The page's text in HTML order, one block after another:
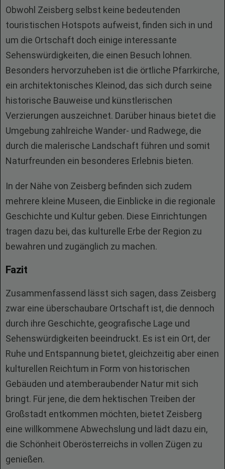
Obwohl Zeisberg selbst keine bedeutenden
touristischen Hotspots aufweist, finden sich in und
um die Ortschaft doch einige interessante
Sehenswürdigkeiten, die einen Besuch lohnen.
Besonders hervorzuheben ist die örtliche Pfarrkirche,
ein architektonisches Kleinod, das sich durch seine
historische Bauweise und künstlerischen
Verzierungen auszeichnet. Darüber hinaus bietet die
Umgebung zahlreiche Wander- und Radwege, die
durch die malerische Landschaft führen und somit
Naturfreunden ein besonderes Erlebnis bieten.
In der Nähe von Zeisberg befinden sich zudem
mehrere kleine Museen, die Einblicke in die regionale
Geschichte und Kultur geben. Diese Einrichtungen
tragen dazu bei, das kulturelle Erbe der Region zu
bewahren und zugänglich zu machen.
Fazit
Zusammenfassend lässt sich sagen, dass Zeisberg
zwar eine überschaubare Ortschaft ist, die dennoch
durch ihre Geschichte, geografische Lage und
Sehenswürdigkeiten beeindruckt. Es ist ein Ort, der
Ruhe und Entspannung bietet, gleichzeitig aber einen
kulturellen Reichtum in Form von historischen
Gebäuden und atemberaubender Natur mit sich
bringt. Für jene, die dem hektischen Treiben der
Großstadt entkommen möchten, bietet Zeisberg
eine willkommene Abwechslung und lädt dazu ein,
die Schönheit Oberösterreichs in vollen Zügen zu
genießen.